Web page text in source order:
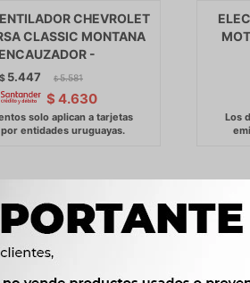
CHEVROLET
CLASSIC MONTANA
-
$ 5.447 $ 5.581
$ 4.630